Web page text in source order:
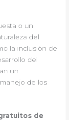
o un
del
la inclusión de
del
un
de los
de